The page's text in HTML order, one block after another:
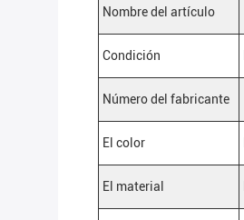
Nombre del artículo
Condición
Número del fabricante
El color
El material